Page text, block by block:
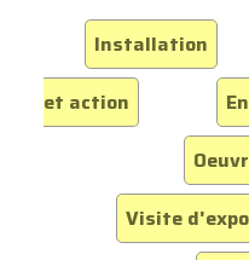
Installation
et action
Visite